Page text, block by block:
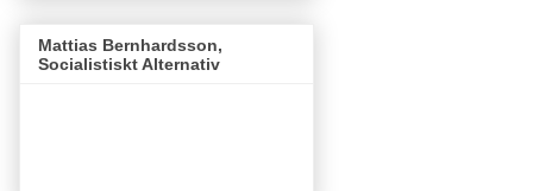
Mattias Bernhardsson,
Socialistiskt Alternativ